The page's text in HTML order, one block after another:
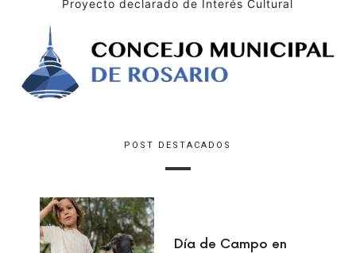
Proyecto declarado de Interés Cultural
POST DESTACADOS
Día de Campo en